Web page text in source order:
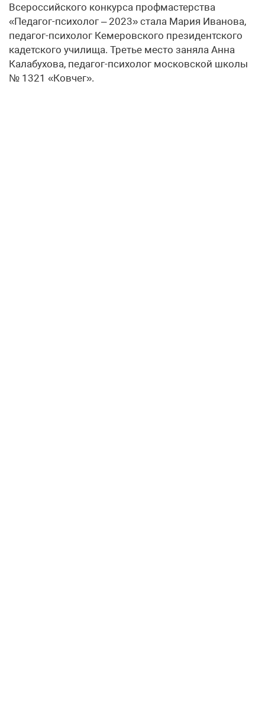
Всероссийского конкурса профмастерства
«Педагог-психолог – 2023» стала Мария Иванова,
педагог-психолог Кемеровского президентского
кадетского училища. Третье место заняла Анна
Калабухова, педагог-психолог московской школы
№ 1321 «Ковчег».